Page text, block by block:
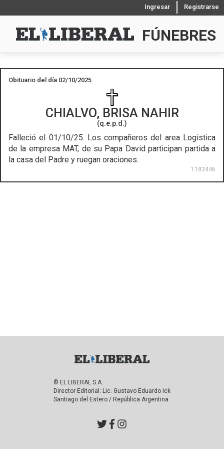
Ingresar Registrarse
FÚNEBRES
Obituario del día 02/10/2025
CHIALVO, BRISA NAHIR
(q.e.p.d.)
Falleció el 01/10/25. Los compañeros del area Logistica
de la empresa MAT, de su Papa David participan partida a
la casa del Padre y ruegan oraciones.
1183446
© EL LIBERAL S.A.
Director Editorial: Lic. Gustavo Eduardo Ick
Santiago del Estero / República Argentina